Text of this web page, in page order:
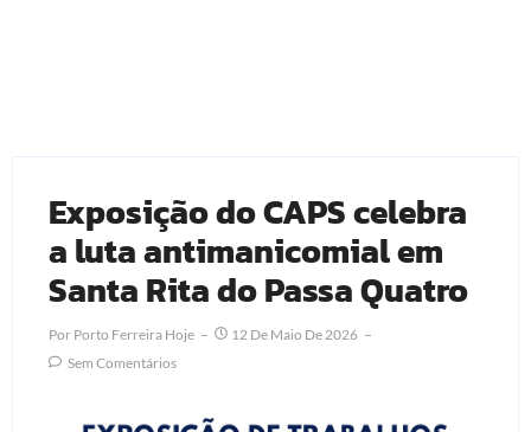
Exposição do CAPS celebra
a luta antimanicomial em
Santa Rita do Passa Quatro
Por Porto Ferreira Hoje
12 De Maio De 2026
Sem Comentários